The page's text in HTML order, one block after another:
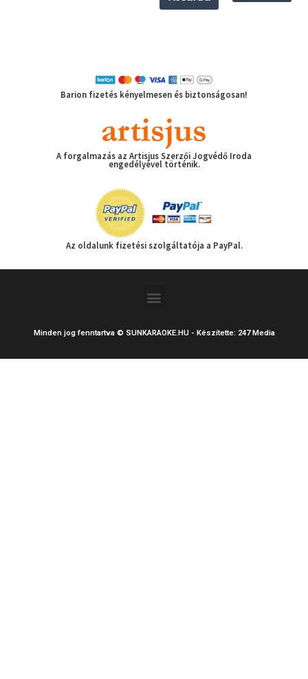
Barion fizetés kényelmesen és biztonságosan!
A forgalmazás az Artisjus Szerzői Jogvédő Iroda
engedélyével történik.
Az oldalunk fizetési szolgáltatója a PayPal.
Menu
Minden jog fenntartva © SUNKARAOKE.HU - Készítette: 247 Media